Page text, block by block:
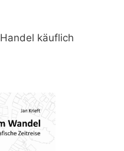
käuflich